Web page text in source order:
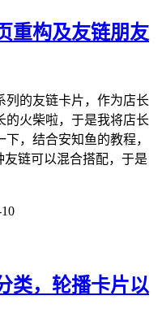
重构及友链朋友
列的友链卡片，作为店长
的火柴啦，于是我将店长
，结合安知鱼的教程，
友链可以混合搭配，于是
类，轮播卡片以